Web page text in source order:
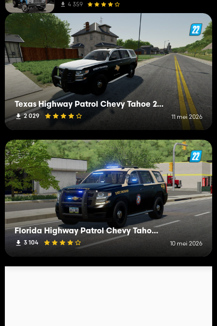
Texas Highway Patrol Chevy Tahoe 2015 PPV
2 029 11 mei 2026
Florida Highway Patrol Chevy Tahoe 2015 PPV
3 104 10 mei 2026
4 359